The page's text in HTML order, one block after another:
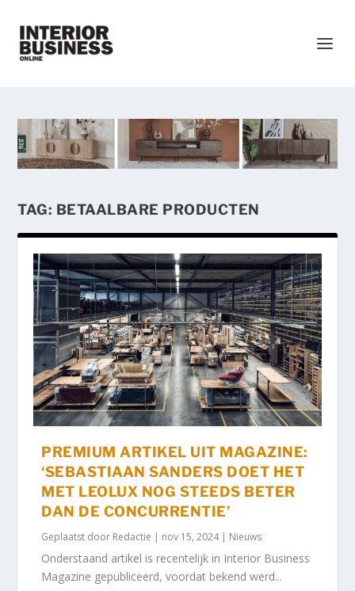
TAG: BETAALBARE PRODUCTEN
PREMIUM ARTIKEL UIT MAGAZINE:
‘SEBASTIAAN SANDERS DOET HET
MET LEOLUX NOG STEEDS BETER
DAN DE CONCURRENTIE’
Geplaatst door Redactie | nov 15, 2024| Nieuws
Onderstaand artikel is recentelijk in Interior Business
Magazine gepubliceerd, voordat bekend werd...